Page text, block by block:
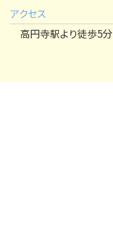
アクセス
高円寺駅より徒歩5分